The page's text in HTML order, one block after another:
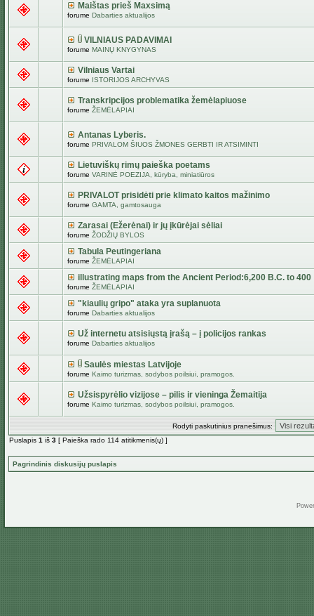
Maištas prieš Maxsimą
forume Dabarties aktualijos
VILNIAUS PADAVIMAI
forume MAINŲ KNYGYNAS
Vilniaus Vartai
forume ISTORIJOS ARCHYVAS
Transkripcijos problematika žemėlapiuose
forume ŽEMĖLAPIAI
Antanas Lyberis.
forume PRIVALOM ŠIUOS ŽMONES GERBTI IR ATSIMINTI
Lietuviškų rimų paieška poetams
forume VARINĖ POEZIJA, kūryba, miniatiūros
PRIVALOT prisidėti prie klimato kaitos mažinimo
forume GAMTA, gamtosauga
Zarasai (Ežerėnai) ir jų įkūrėjai sėliai
forume ŽODŽIŲ BYLOS
Tabula Peutingeriana
forume ŽEMĖLAPIAI
illustrating maps from the Ancient Period:6,200 B.C. to 400
forume ŽEMĖLAPIAI
"kiaulių gripo" ataka yra suplanuota
forume Dabarties aktualijos
Už internetu atsisiųstą įrašą – į policijos rankas
forume Dabarties aktualijos
Saulės miestas Latvijoje
forume Kaimo turizmas, sodybos poilsiui, pramogos.
Užsispyrėlio vizijose – pilis ir vieninga Žemaitija
forume Kaimo turizmas, sodybos poilsiui, pramogos.
Rodyti paskutinius pranešimus:
Puslapis 1 iš 3 [ Paieška rado 114 atitikmenis(ų) ]
Pagrindinis diskusijų puslapis